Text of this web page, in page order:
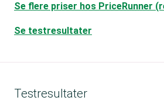
Se flere priser hos PriceRunner
Se testresultater
Testresultater